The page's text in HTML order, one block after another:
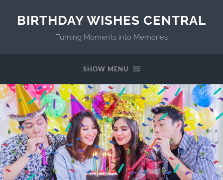
BIRTHDAY WISHES CENTRAL
Turning Moments into Memories
SHOW MENU